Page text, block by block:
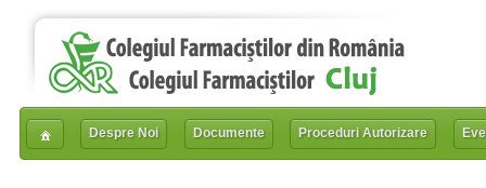
Despre Noi Documente Proceduri Autorizare